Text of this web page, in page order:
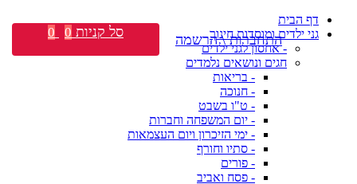
דף הבית
גני ילדים ומוסדות חינוך
- אחסון לגני ילדים
חגים ונושאים נלמדים
- בריאות
- חנוכה
- ט"ו בשבט
- יום המשפחה וחברות
- ימי הזיכרון ויום העצמאות
- סתיו וחורף
- פורים
- פסח ואביב
התחברות \ הרשמה סל קניות 0
0